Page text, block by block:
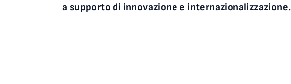
a supporto di innovazione e internazionalizzazione.